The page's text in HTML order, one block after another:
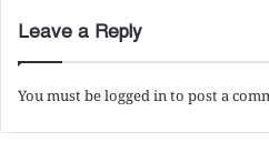
Leave a Reply
You must belogged into post a